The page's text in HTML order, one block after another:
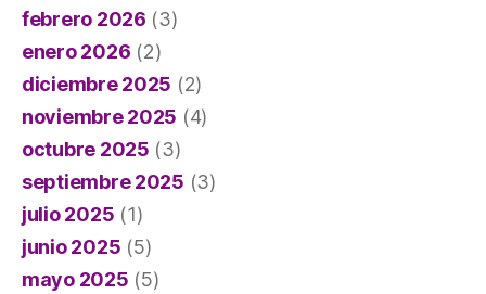
febrero 2026 (3)
enero 2026 (2)
diciembre 2025 (2)
noviembre 2025 (4)
octubre 2025 (3)
septiembre 2025 (3)
julio 2025 (1)
junio 2025 (5)
mayo 2025 (5)